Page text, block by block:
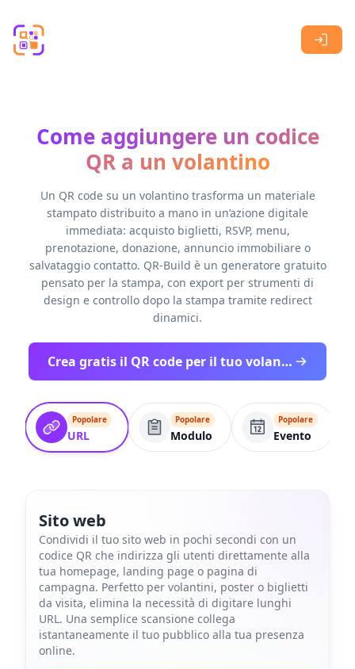
Come aggiungere un codice
QR a un volantino
Un QR code su un volantino trasforma un materiale
stampato distribuito a mano in un’azione digitale
immediata: acquisto biglietti, RSVP, menu,
prenotazione, donazione, annuncio immobiliare o
salvataggio contatto. QR-Build è un generatore gratuito
pensato per la stampa, con export per strumenti di
design e controllo dopo la stampa tramite redirect
dinamici.
Crea gratis il QR code per il tuo volantino
Popolare
URL
Popolare
Modulo
Popolare
Evento
Sito web
Condividi il tuo sito web in pochi secondi con un
codice QR che indirizza gli utenti direttamente alla
tua homepage, landing page o pagina di
campagna. Perfetto per volantini, poster o biglietti
da visita, elimina la necessità di digitare lunghi
URL. Una semplice scansione collega
istantaneamente il tuo pubblico alla tua presenza
online.